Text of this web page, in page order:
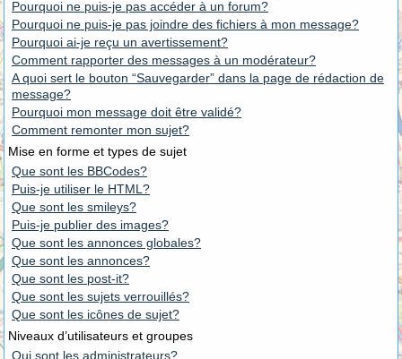
Pourquoi ne puis-je pas accéder à un forum?
Pourquoi ne puis-je pas joindre des fichiers à mon message?
Pourquoi ai-je reçu un avertissement?
Comment rapporter des messages à un modérateur?
A quoi sert le bouton “Sauvegarder” dans la page de rédaction de
message?
Pourquoi mon message doit être validé?
Comment remonter mon sujet?
Mise en forme et types de sujet
Que sont les BBCodes?
Puis-je utiliser le HTML?
Que sont les smileys?
Puis-je publier des images?
Que sont les annonces globales?
Que sont les annonces?
Que sont les post-it?
Que sont les sujets verrouillés?
Que sont les icônes de sujet?
Niveaux d’utilisateurs et groupes
Qui sont les administrateurs?